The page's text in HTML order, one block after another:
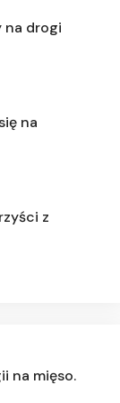
na drogi
na
z
na mięso.